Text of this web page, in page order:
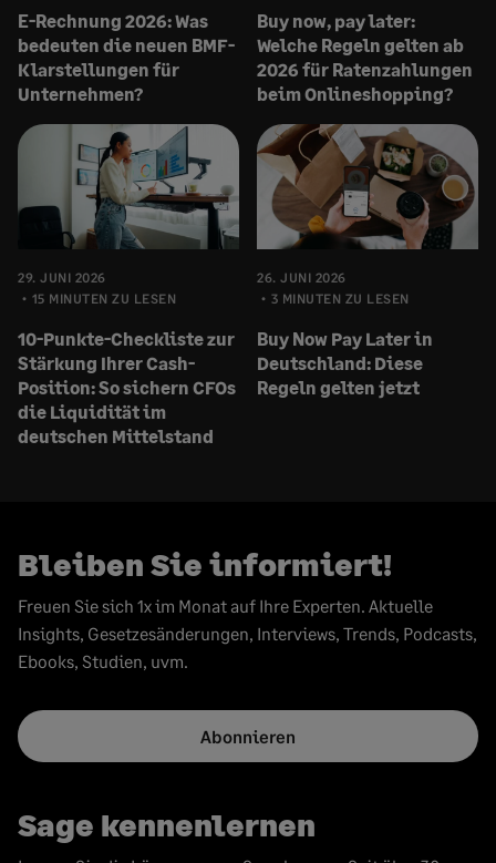
E-Rechnung 2026: Was
bedeuten die neuen BMF-
Klarstellungen für
Unternehmen?
Buy now, pay later:
Welche Regeln gelten ab
2026 für Ratenzahlungen
beim Onlineshopping?
29. JUNI 2026
15 MINUTEN ZU LESEN
10-Punkte-Checkliste zur
Stärkung Ihrer Cash-
Position: So sichern CFOs
die Liquidität im
deutschen Mittelstand
26. JUNI 2026
3 MINUTEN ZU LESEN
Buy Now Pay Later in
Deutschland: Diese
Regeln gelten jetzt
Bleiben Sie informiert!
Freuen Sie sich 1x im Monat auf Ihre Experten. Aktuelle
Insights, Gesetzesänderungen, Interviews, Trends, Podcasts,
Ebooks, Studien, uvm.
Abonnieren
Sage kennenlernen